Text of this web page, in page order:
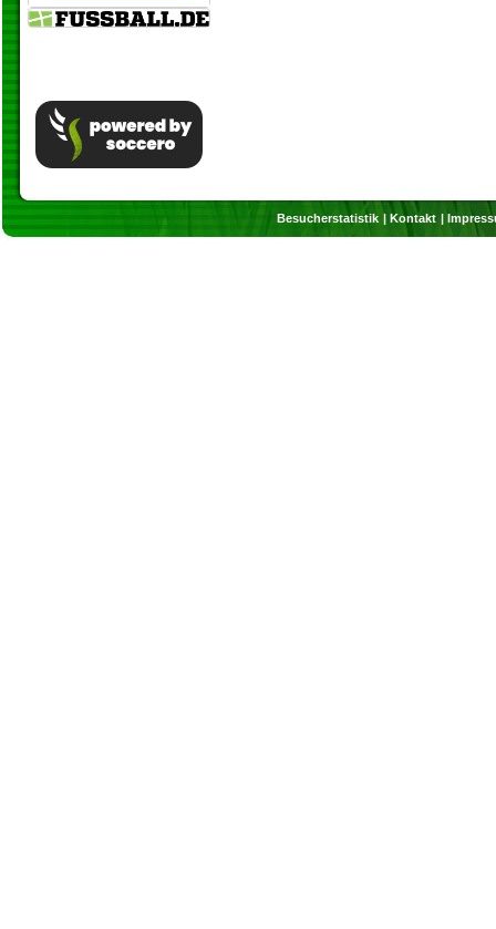
Besucherstatistik Kontakt